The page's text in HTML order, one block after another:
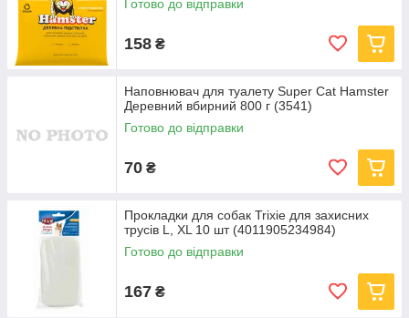
Готово до відправки
158 ₴
Наповнювач для туалету Super Cat Hamster
Деревний вбирний 800 г (3541)
Готово до відправки
70 ₴
Прокладки для собак Trixie для захисних
трусів L, XL 10 шт (4011905234984)
Готово до відправки
167 ₴